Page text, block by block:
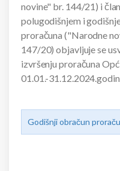
novine" br. 144/21) i
polugodišnjem i
proračuna ("Narodne
147/20) objavljuje se
izvršenju proračuna
01.01.-
Godišnji obračun